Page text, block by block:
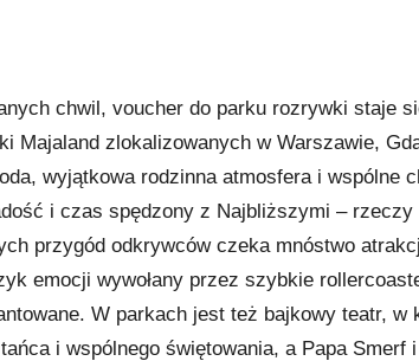
chwil, voucher do parku rozrywki staje
Majaland zlokalizowanych w Warszawie,
wyjątkowa rodzinna atmosfera i wspólne
i czas spędzony z Najbliższymi – rzeczy
przygód odkrywców czeka mnóstwo
emocji wywołany przez szybkie
W parkach jest też bajkowy teatr, w
i wspólnego świętowania, a Papa Smerf